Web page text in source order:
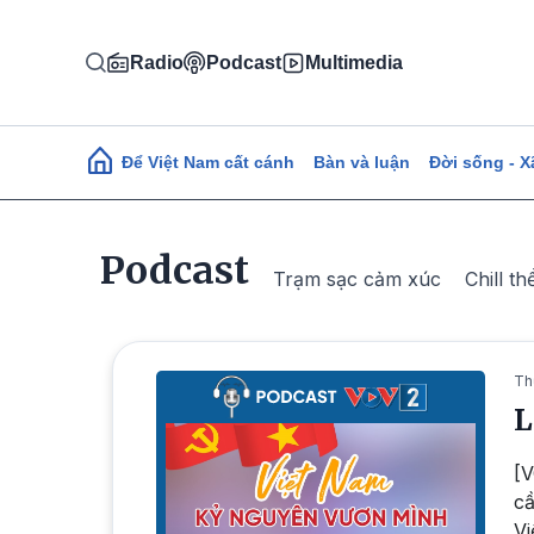
Radio Podcast Multimedia
Main navigation
Để Việt Nam cất cánh Bàn và luận Đời sống -
Podcast Trạm sạc cảm xúc Chill